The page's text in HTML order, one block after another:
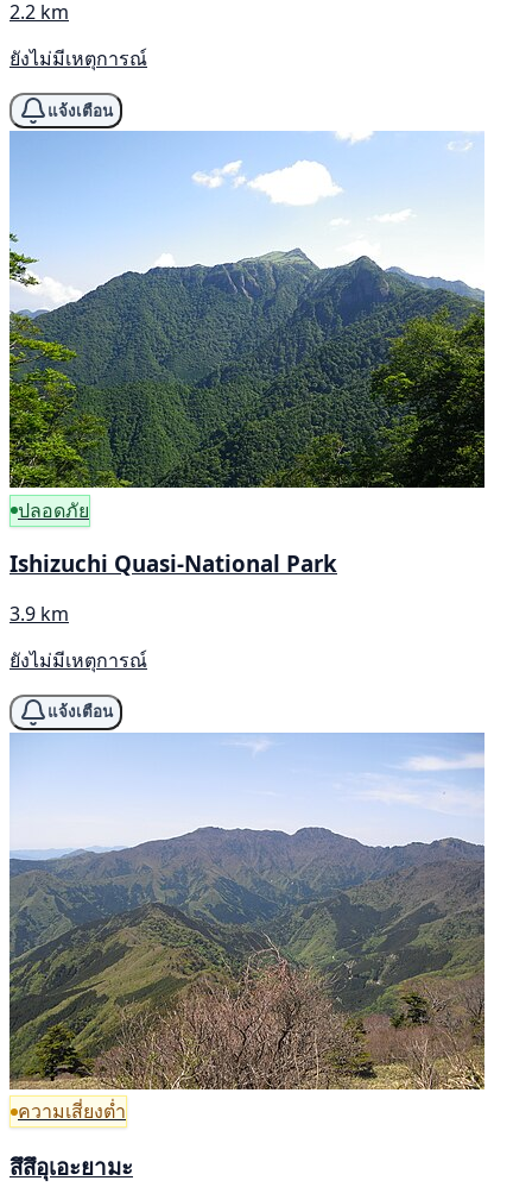
2.2 km
ยังไม่มีเหตุการณ์
แจ้งเตือน
ปลอดภัย
Ishizuchi Quasi-National Park
3.9 km
ยังไม่มีเหตุการณ์
แจ้งเตือน
ความเสี่ยงต่ำ
สึสึอุเอะยามะ